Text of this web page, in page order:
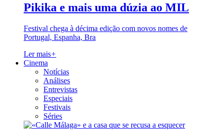
Pikika e mais uma dúzia ao MIL
Festival chega à décima edição com novos nomes de
Portugal, Espanha, Bra
Ler mais+
Cinema
Notícias
Análises
Entrevistas
Especiais
Festivais
Séries